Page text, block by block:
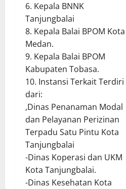
6. Kepala BNNK
Tanjungbalai
8. Kepala Balai BPOM Kota
Medan.
9. Kepala Balai BPOM
Kabupaten Tobasa.
10. Instansi Terkait Terdiri
dari:
,Dinas Penanaman Modal
dan Pelayanan Perizinan
Terpadu Satu Pintu Kota
Tanjungbalai
-Dinas Koperasi dan UKM
Kota Tanjungbalai.
-Dinas Kesehatan Kota